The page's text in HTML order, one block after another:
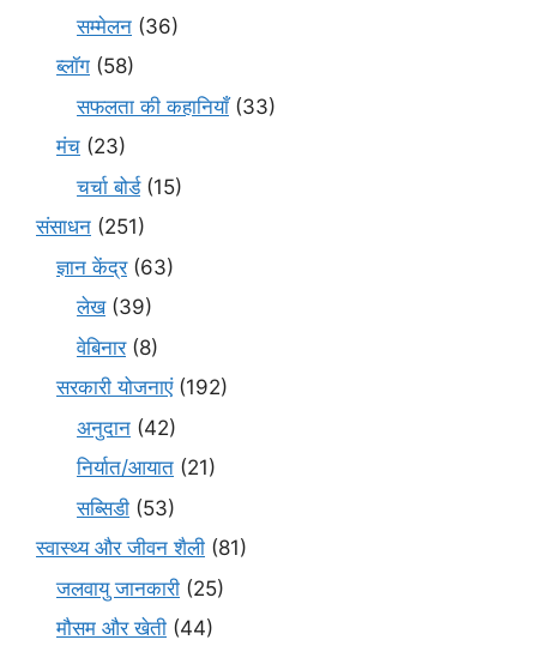
सम्मेलन (36)
ब्लॉग (58)
सफलता की कहानियाँ(33)
मंच (23)
चर्चा बोर्ड(15)
संसाधन (251)
ज्ञान केंद्र(63)
लेख(39)
वेबिनार(8)
सरकारी योजनाएं(192)
अनुदान (42)
निर्यात/आयात (21)
सब्सिडी (53)
स्वास्थ्य और जीवन शैली (81)
जलवायु जानकारी (25)
मौसम और खेती (44)